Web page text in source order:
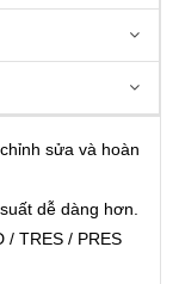
sửa và hoàn
dễ dàng hơn.
/ TRES / PRES